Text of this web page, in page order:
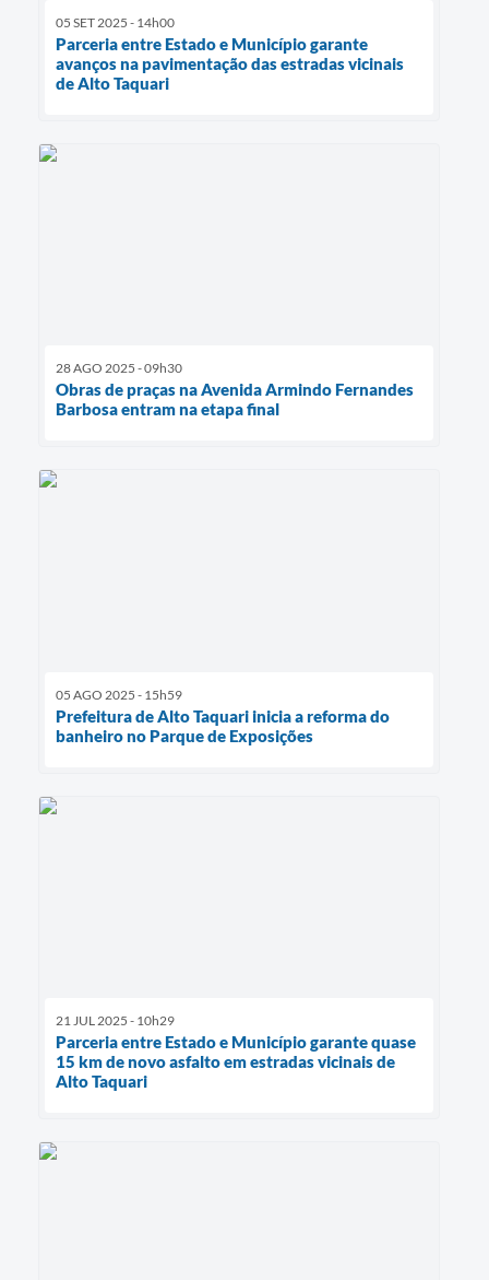
05 SET 2025 - 14h00
Parceria entre Estado e Município garante
avanços na pavimentação das estradas vicinais
de Alto Taquari
28 AGO 2025 - 09h30
Obras de praças na Avenida Armindo Fernandes
Barbosa entram na etapa final
05 AGO 2025 - 15h59
Prefeitura de Alto Taquari inicia a reforma do
banheiro no Parque de Exposições
21 JUL 2025 - 10h29
Parceria entre Estado e Município garante quase
15 km de novo asfalto em estradas vicinais de
Alto Taquari